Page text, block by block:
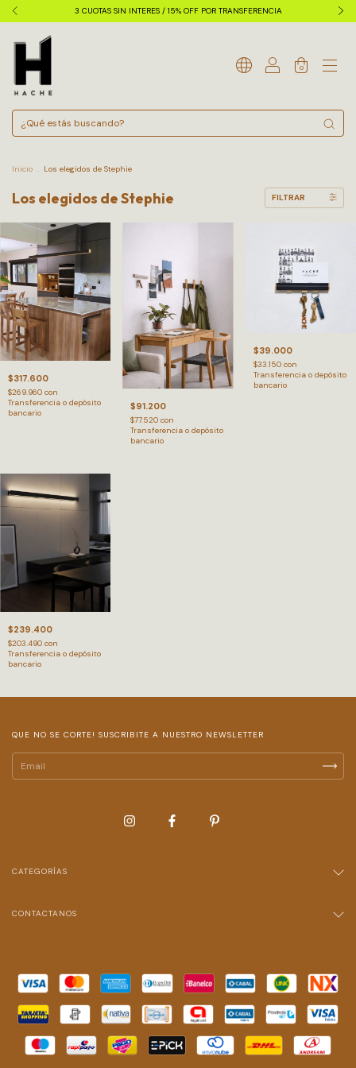
3 CUOTAS SIN INTERES / 15% OFF POR TRANSFERENCIA
0
Inicio . Los elegidos de Stephie
Los elegidos de Stephie FILTRAR
$317.600
$269.960 con
Transferencia o depósito
bancario
$91.200
$77.520con
Transferencia o depósito
bancario
$39.000
$33.150 con
Transferencia o depósito
bancario
$239.400
$203.490 con
Transferencia o depósito
bancario
QUE NO SE CORTE! SUSCRIBITE A NUESTRO NEWSLETTER
CATEGORÍAS
CONTACTANOS